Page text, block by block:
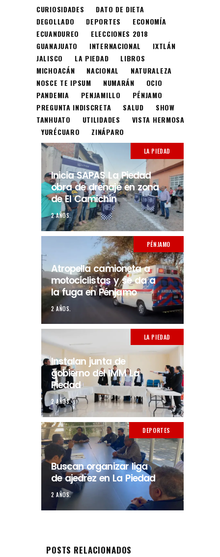
CURIOSIDADES
DATO DE DIETA
DEGOLLADO
DEPORTES
ECONOMÍA
ECUANDUREO
ELECCIONES 2018
GUANAJUATO
INTERNACIONAL
IXTLÁN
JALISCO
LA PIEDAD
LIBROS
MICHOACÁN
NACIONAL
NATURALEZA
NOSCE TE IPSUM
NUMARÁN
OCIO
PANDEMIA
PENJAMILLO
PÉNJAMO
PREGUNTA INDISCRETA
SALUD
SHOW
TANHUATO
UTILIDADES
VISTA HERMOSA
YURÉCUARO
ZINÁPARO
LA PIEDAD
Inicia SAPAS La Piedad
obra de drenaje en zona
de El Camichín
2 AÑOS.
PÉNJAMO
Atropella camioneta a
motociclistas y se da a
la fuga en Pénjamo
2 AÑOS.
LA PIEDAD
Instalan junta de
gobierno del IMM La
Piedad
2 AÑOS.
DEPORTES
Buscan organizar liga
de ajedrez en La Piedad
2 AÑOS.
POSTS RELACIONADOS